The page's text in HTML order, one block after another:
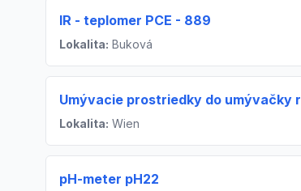
IR - teplomer PCE - 889
Lokalita: Buková
Umývacie prostriedky do umývačky
Lokalita: Wien
pH-meter pH22